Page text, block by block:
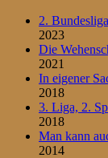
2.
2023
Die
2021
In eigener
2018
3. Liga, 2.
2018
Man kann
2014